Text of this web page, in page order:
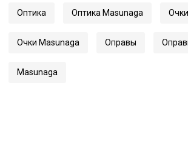
Оптика Оптика Masunaga Очки
Очки Masunaga Оправы
Masunaga